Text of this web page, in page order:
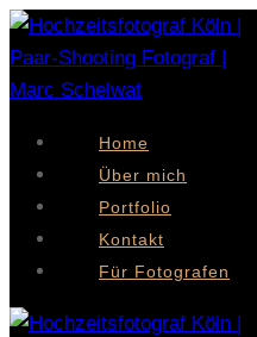
Zum
Inhalt
springen
Home
Über mich
Portfolio
Kontakt
Für Fotografen